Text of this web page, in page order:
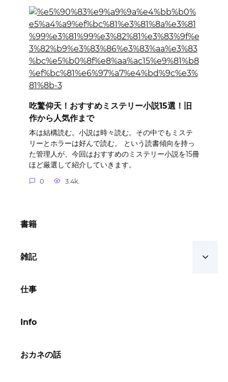
吃驚仰天！おすすめミステリー小説15選！旧
作から人気作まで
本は結構読む。小説は時々読む。その中でもミステ
リーとホラーは好んで読む。 という読書傾向を持っ
た管理人が、今回はおすすめのミステリー小説を15冊
ほど厳選して紹介していきます。
0 3.4k.
書籍
雑記
仕事
Info
おカネの話